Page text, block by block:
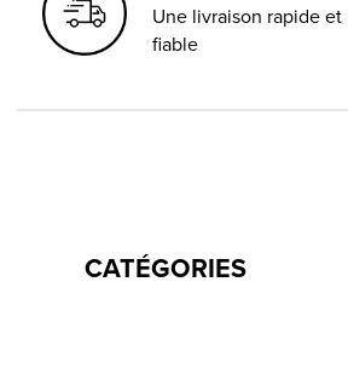
Une livraison rapide et
fiable
CATÉGORIES